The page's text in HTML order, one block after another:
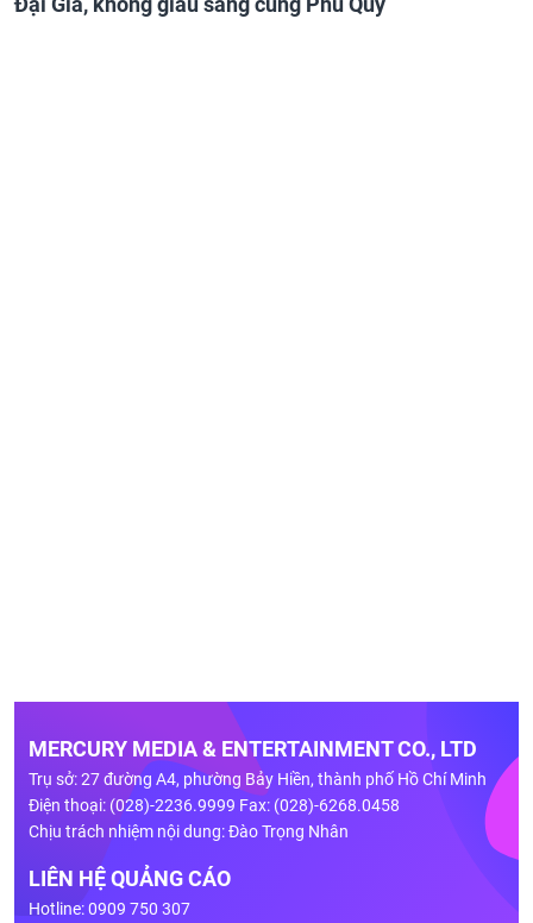
MERCURY MEDIA & ENTERTAINMENT CO., LTD
Trụ sở: 27 đường A4, phường Bảy Hiền, thành phố Hồ Chí Minh
Điện thoại: (028)-2236.9999 Fax: (028)-6268.0458
Chịu trách nhiệm nội dung: Đào Trọng Nhân
LIÊN HỆ QUẢNG CÁO
Hotline: 0909 750 307